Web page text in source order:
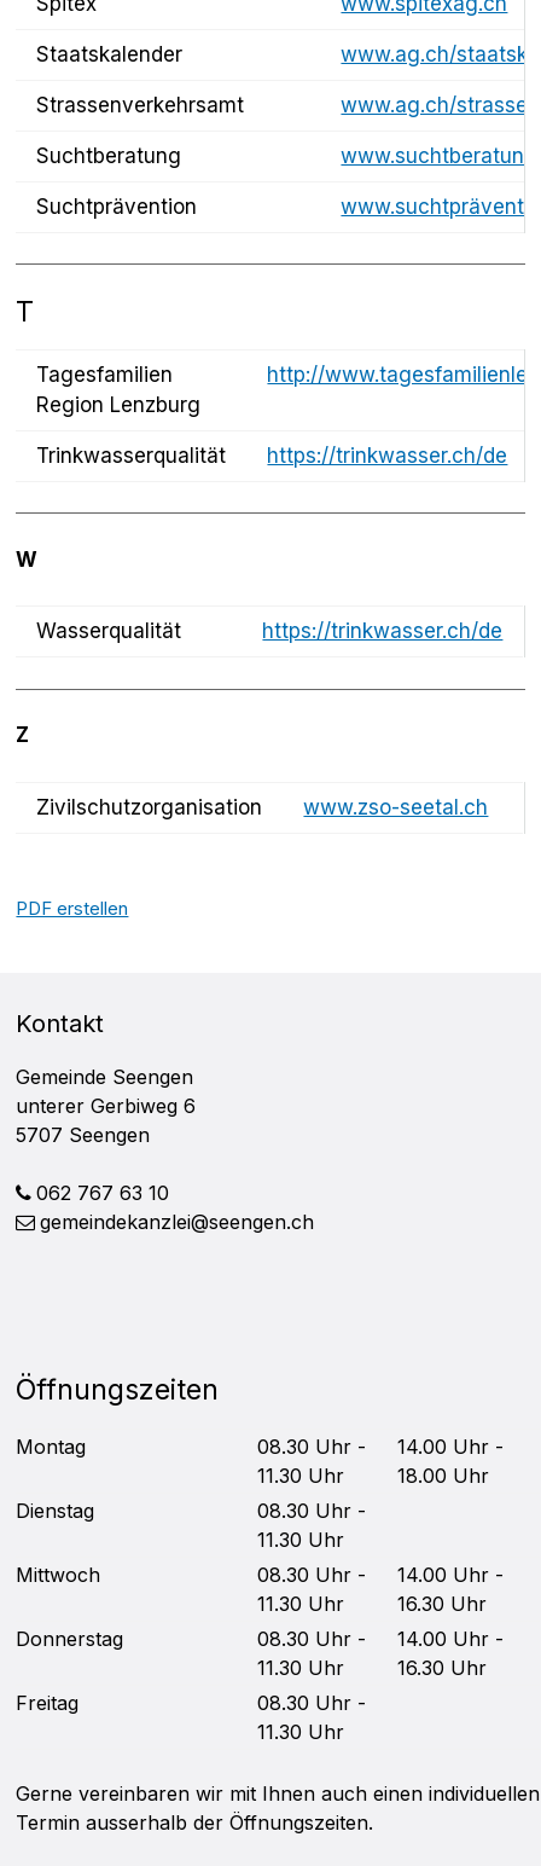
Staatskalender www.ag.ch/
Strassenverkehrsamt www.ag.ch/
Suchtberatung
Suchtprävention
T
Tagesfamilien
Region Lenzburg
http://
Trinkwasserqualität https://trinkwasser.ch/de
W
Wasserqualität https://trinkwasser.ch/de
Z
Zivilschutzorganisation www.zso-seetal.ch
PDF erstellen
Kontakt
Gemeinde Seengen
unterer Gerbiweg 6
5707 Seengen
062 767 63 10
gemeindekanzlei@seengen.ch
Öffnungszeiten
Montag
08.30 Uhr -
11.30 Uhr
14.00 Uhr -
18.00 Uhr
Dienstag
08.30 Uhr -
11.30 Uhr
Mittwoch
08.30 Uhr -
11.30 Uhr
14.00 Uhr -
16.30 Uhr
Donnerstag
08.30 Uhr -
11.30 Uhr
14.00 Uhr -
16.30 Uhr
Freitag
08.30 Uhr -
11.30 Uhr
Gerne vereinbaren wir mit Ihnen auch einen individuellen
Termin ausserhalb der Öffnungszeiten.